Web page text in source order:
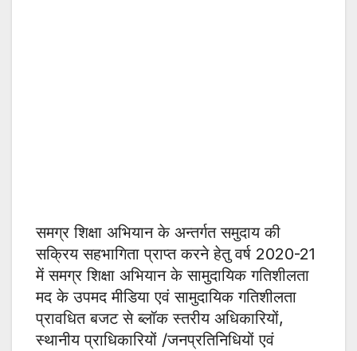
समग्र शिक्षा अभियान के अन्तर्गत समुदाय की
सक्रिय सहभागिता प्राप्त करने हेतु वर्ष 2020-21
में समग्र शिक्षा अभियान के सामुदायिक गतिशीलता
मद के उपमद मीडिया एवं सामुदायिक गतिशीलता
प्रावधित बजट से ब्लॉक स्तरीय अधिकारियों,
स्थानीय प्राधिकारियों /जनप्रतिनिधियों एवं